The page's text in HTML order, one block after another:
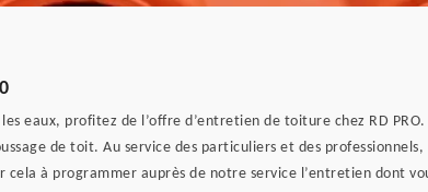
eaux, profitez de l’offre d’entretien de toiture chez RD
de toit. Au service des particuliers et des
à programmer auprès de notre service l’entretien dont